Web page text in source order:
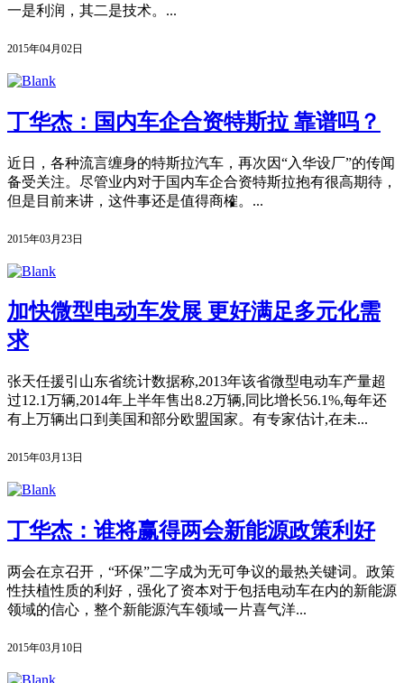
一是利润，其二是技术。...
2015年04月02日
丁华杰：国内车企合资特斯拉 靠谱吗？
近日，各种流言缠身的特斯拉汽车，再次因“入华设厂”的传闻
备受关注。尽管业内对于国内车企合资特斯拉抱有很高期待，
但是目前来讲，这件事还是值得商榷。...
2015年03月23日
加快微型电动车发展 更好满足多元化需
求
张天任援引山东省统计数据称,2013年该省微型电动车产量超
过12.1万辆,2014年上半年售出8.2万辆,同比增长56.1%,每年还
有上万辆出口到美国和部分欧盟国家。有专家估计,在未...
2015年03月13日
丁华杰：谁将赢得两会新能源政策利好
两会在京召开，“环保”二字成为无可争议的最热关键词。政策
性扶植性质的利好，强化了资本对于包括电动车在内的新能源
领域的信心，整个新能源汽车领域一片喜气洋...
2015年03月10日